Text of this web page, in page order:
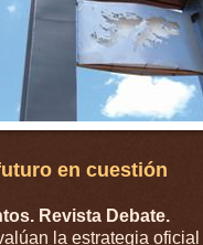
en cuestión
Revista Debate.
la estrategia